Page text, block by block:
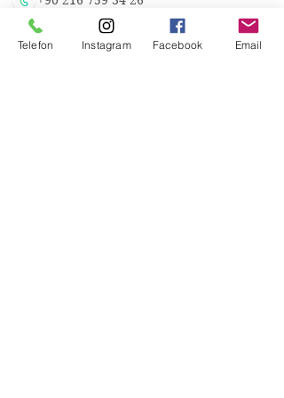
info@burefe.com
Telefon Instagram Facebook Email